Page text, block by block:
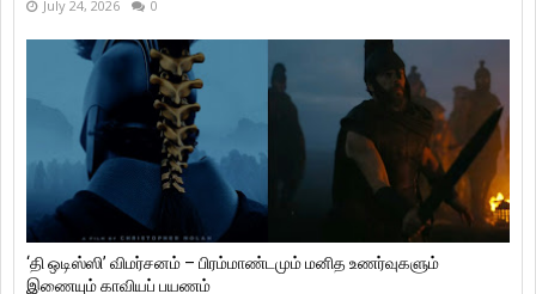
July 24, 2026 0
‘தி ஒடிஸ்ஸி’ விமர்சனம் – பிரம்மாண்டமும் மனித உணர்வுகளும்
இணையும் காவியப் பயணம்